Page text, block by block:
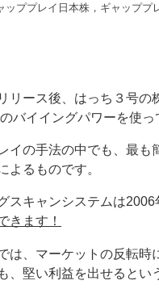
ッププレイ日本株，ギャッププ
リース後、はっち３号
バイイングパワーを使
イの手法の中でも、最
よるものです。
スキャンシステムは
きます！
は、マーケットの反転
、堅い利益を出せると